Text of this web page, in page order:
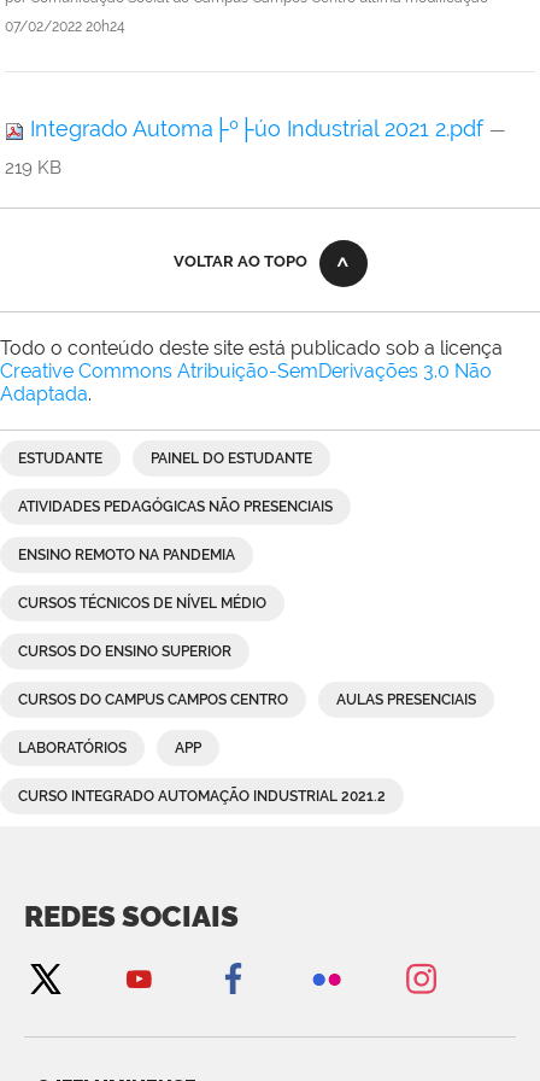
07/02/2022 20h24
Integrado Automa├º├úo Industrial 2021 2.pdf —
219 KB
VOLTAR AO TOPO
Todo o conteúdo deste site está publicado sob a licença
Creative Commons Atribuição-SemDerivações 3.0 Não
Adaptada.
ESTUDANTE PAINEL DO ESTUDANTE
ATIVIDADES PEDAGÓGICAS NÃO PRESENCIAIS
ENSINO REMOTO NA PANDEMIA
CURSOS TÉCNICOS DE NÍVEL MÉDIO
CURSOS DO ENSINO SUPERIOR
CURSOS DO CAMPUS CAMPOS CENTRO AULAS PRESENCIAIS
LABORATÓRIOS APP
CURSO INTEGRADO AUTOMAÇÃO INDUSTRIAL 2021.2
REDES SOCIAIS